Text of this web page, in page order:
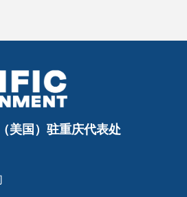
美国）驻重庆代表处